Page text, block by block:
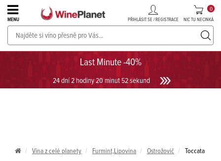
Last Minute -40%
24 dní 2 hodiny 20 minut 52 sekund
MENU PŘIHLÁSIT SE / REGISTRACE NIC TU NECINKÁ
0
PROSECCO v akci až do -30%!UKÁZAT PROSECCO
Vína z celé planety Furmint,Lipovina Ostrožovič Toccata